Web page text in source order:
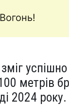
метрів
2024 року.